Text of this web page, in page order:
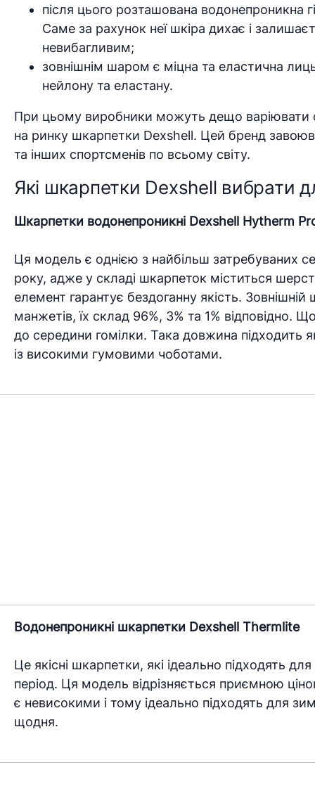
після цього розташована водонепроникна
Саме за рахунок неї шкіра дихає і
невибагливим;
зовнішнім шаром є міцна та еластична
нейлону та еластану.
При цьому виробники можуть дещо
на ринку шкарпетки Dexshell. Цей бренд
та інших спортсменів по всьому світу.
Які шкарпетки Dexshell вибрати
Шкарпетки водонепроникні Dexshell Hytherm
Ця модель є однією з найбільш затребуваних
року, адже у складі шкарпеток міститься
елемент гарантує бездоганну якість.
манжетів, їх склад 96%, 3% та 1%
до середини гомілки. Така довжина підходить
із високими гумовими чоботами.
Водонепроникні шкарпетки Dexshell Thermlite
Це якісні шкарпетки, які ідеально підходять
період. Ця модель відрізняється приємною
є невисокими і тому ідеально підходять для
щодня.